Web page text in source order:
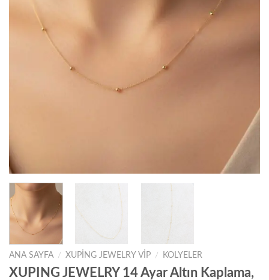
ANA SAYFA / XUPING JEWELRY VIP / KOLYELER
XUPING JEWELRY 14 Ayar Altın Kaplama,